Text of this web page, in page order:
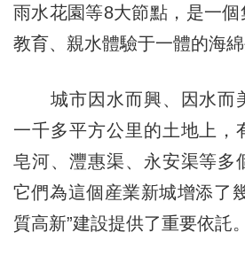
雨水花園等8大節點，是一
教育、親水體驗于一體的海綿
城市因水而興、因水而
一千多平方公里的土地上，
皂河、灃惠渠、永安渠等多
它們為這個産業新城增添了
質高新”建設提供了重要依託。